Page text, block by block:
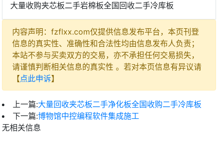
大量收购夹芯板二手岩棉板全国回收二手冷库板
内容声明：fzflxx.com仅提供信息发布平台，本页刊登
信息的真实性、准确性和合法性均由信息发布人负责；
本站不参与买卖双方的交易，亦不承担任何交易损失，
请谨慎判断相关信息的真实性 。若对本页信息有异议请
【点此申诉】
上一篇:大量回收夹芯板二手净化板全国收购二手冷库板
下一篇:博物馆中控编程软件集成施工
无相关信息